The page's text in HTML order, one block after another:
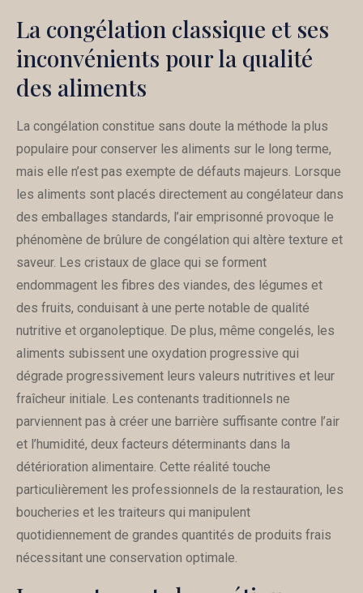
La congélation classique et ses
inconvénients pour la qualité
des aliments
La congélation constitue sans doute la méthode la plus
populaire pour conserver les aliments sur le long terme,
mais elle n’est pas exempte de défauts majeurs. Lorsque
les aliments sont placés directement au congélateur dans
des emballages standards, l’air emprisonné provoque le
phénomène de brûlure de congélation qui altère texture et
saveur. Les cristaux de glace qui se forment
endommagent les fibres des viandes, des légumes et
des fruits, conduisant à une perte notable de qualité
nutritive et organoleptique. De plus, même congelés, les
aliments subissent une oxydation progressive qui
dégrade progressivement leurs valeurs nutritives et leur
fraîcheur initiale. Les contenants traditionnels ne
parviennent pas à créer une barrière suffisante contre l’air
et l’humidité, deux facteurs déterminants dans la
détérioration alimentaire. Cette réalité touche
particulièrement les professionnels de la restauration, les
boucheries et les traiteurs qui manipulent
quotidiennement de grandes quantités de produits frais
nécessitant une conservation optimale.